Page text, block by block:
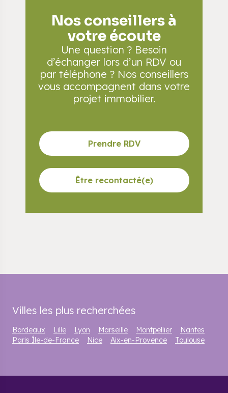
Nos conseillers à
votre écoute
Une question ? Besoin
d’échanger lors d’un RDV ou
par téléphone ? Nos conseillers
vous accompagnent dans votre
projet immobilier.
Prendre RDV
Être recontacté(e)
Villes les plus recherchées
Bordeaux Lille Lyon Marseille Montpellier
Nantes
Paris Île-de-France
Nice Aix-en-Provence Toulouse